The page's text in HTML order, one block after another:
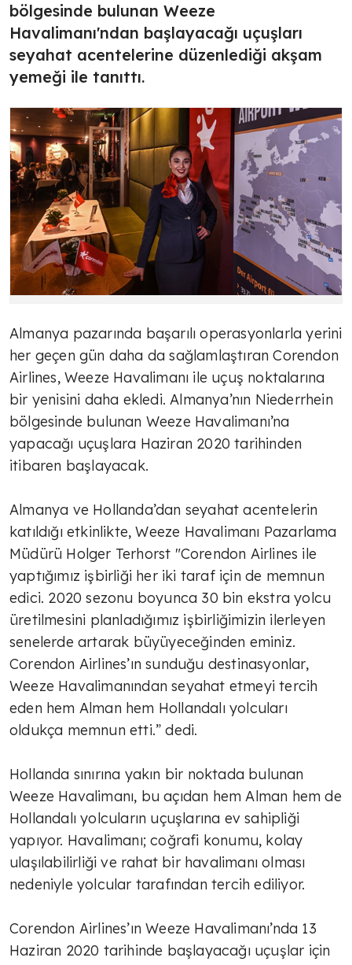
bölgesinde bulunan Weeze
Havalimanı'ndan başlayacağı uçuşları
seyahat acentelerine düzenlediği akşam
yemeği ile tanıttı.
Almanya pazarında başarılı operasyonlarla yerini
her geçen gün daha da sağlamlaştıran Corendon
Airlines, Weeze Havalimanı ile uçuş noktalarına
bir yenisini daha ekledi. Almanya’nın Niederrhein
bölgesinde bulunan Weeze Havalimanı’na
yapacağı uçuşlara Haziran 2020 tarihinden
itibaren başlayacak.
Almanya ve Hollanda’dan seyahat acentelerin
katıldığı etkinlikte, Weeze Havalimanı Pazarlama
Müdürü Holger Terhorst "Corendon Airlines ile
yaptığımız işbirliği her iki taraf için de memnun
edici. 2020 sezonu boyunca 30 bin ekstra yolcu
üretilmesini planladığımız işbirliğimizin ilerleyen
senelerde artarak büyüyeceğinden eminiz.
Corendon Airlines’ın sunduğu destinasyonlar,
Weeze Havalimanından seyahat etmeyi tercih
eden hem Alman hem Hollandalı yolcuları
oldukça memnun etti.” dedi.
Hollanda sınırına yakın bir noktada bulunan
Weeze Havalimanı, bu açıdan hem Alman hem de
Hollandalı yolcuların uçuşlarına ev sahipliği
yapıyor. Havalimanı; coğrafi konumu, kolay
ulaşılabilirliği ve rahat bir havalimanı olması
nedeniyle yolcular tarafından tercih ediliyor.
Corendon Airlines’ın Weeze Havalimanı’nda 13
Haziran 2020 tarihinde başlayacağı uçuşlar için